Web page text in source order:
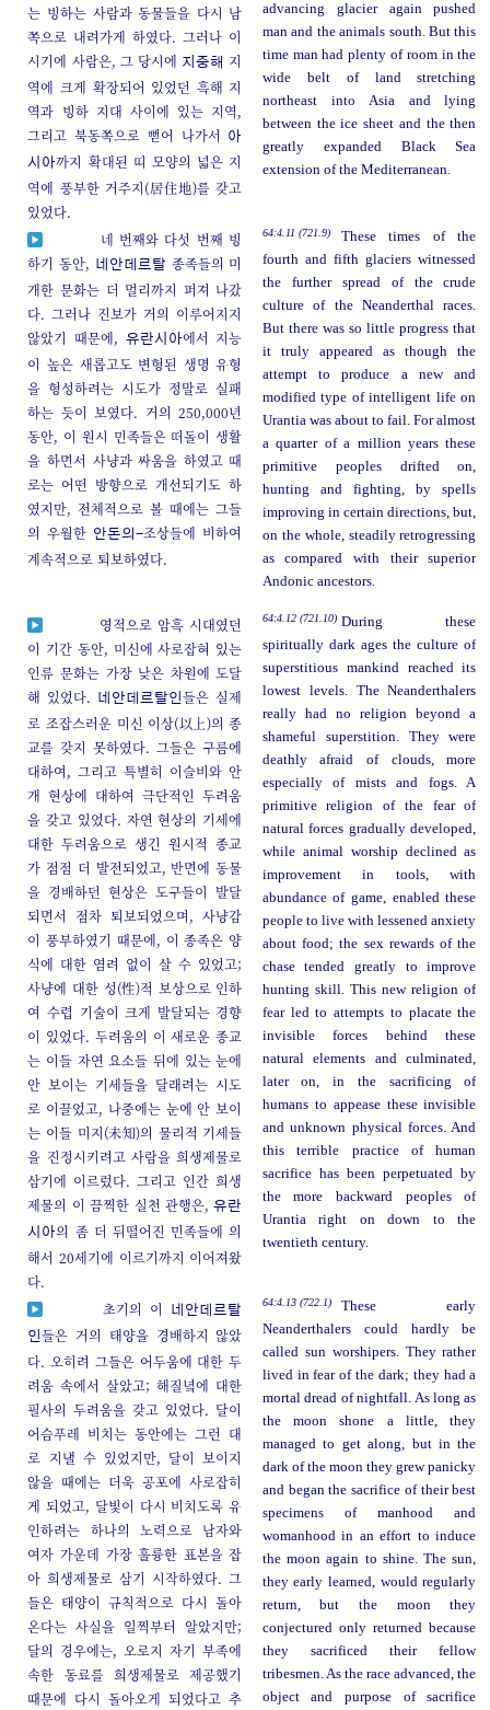
는 빙하는 사람과 동물들을 다시 남
쪽으로 내려가게 하였다. 그러나 이
시기에 사람은, 그 당시에 지중해
지
역에 크게 확장되어 있었던 흑해 지
역과 빙하 지대 사이에 있는 지역,
그리고 북동쪽으로 뻗어 나가서
아
시아까지 확대된 띠 모양의 넓은 지
역에 풍부한 거주지(居住地)를 갖고
있었다.
advancing glacier again pushed
man and the animals south. But this
time man had plenty of room in the
wide belt of land stretching
northeast into Asia and lying
between the ice sheet and the then
greatly expanded Black Sea
extension of the Mediterranean.
네 번째와 다섯 번째 빙
하기 동안, 네안데르탈 종족들의 미
개한 문화는 더 멀리까지 퍼져 나갔
다. 그러나 진보가 거의 이루어지지
않았기 때문에,
유란시아에서 지능
이 높은 새롭고도 변형된 생명 유형
을 형성하려는 시도가 정말로 실패
하는 듯이 보였다. 거의 250,000년
동안, 이 원시 민족들은 떠돌이 생활
을 하면서 사냥과 싸움을 하였고 때
로는 어떤 방향으로 개선되기도 하
였지만, 전체적으로 볼 때에는 그들
의 우월한 안돈의-조상들에 비하여
계속적으로 퇴보하였다.
64:4.11 (721.9)
These times of the
fourth and fifth glaciers witnessed
the further spread of the crude
culture of the Neanderthal races.
But there was so little progress that
it truly appeared as though the
attempt to produce a new and
modified type of intelligent life on
Urantia was about to fail. For almost
a quarter of a million years these
primitive peoples drifted on,
hunting and fighting, by spells
improving in certain directions, but,
on the whole, steadily retrogressing
as compared with their superior
Andonic ancestors.
영적으로 암흑 시대였던
이 기간 동안, 미신에 사로잡혀 있는
인류 문화는 가장 낮은 차원에 도달
해 있었다.
네안데르탈인들은 실제
로 조잡스러운 미신 이상(以上)의 종
교를 갖지 못하였다. 그들은 구름에
대하여, 그리고 특별히 이슬비와 안
개 현상에 대하여 극단적인 두려움
을 갖고 있었다. 자연 현상의 기세에
대한 두려움으로 생긴 원시적 종교
가 점점 더 발전되었고, 반면에 동물
을 경배하던 현상은 도구들이 발달
되면서 점차 퇴보되었으며, 사냥감
이 풍부하였기 때문에, 이 종족은 양
식에 대한 염려 없이 살 수 있었고;
사냥에 대한 성(性)적 보상으로 인하
여 수렵 기술이 크게 발달되는 경향
이 있었다. 두려움의 이 새로운 종교
는 이들 자연 요소들 뒤에 있는 눈에
안 보이는 기세들을 달래려는 시도
로 이끌었고, 나중에는 눈에 안 보이
는 이들 미지(未知)의 물리적 기세들
을 진정시키려고 사람을 희생제물로
삼기에 이르렀다. 그리고 인간 희생
제물의 이 끔찍한 실천 관행은,유란
시아의 좀 더 뒤떨어진 민족들에 의
해서 20세기에 이르기까지 이어져왔
다.
64:4.12 (721.10) During these
spiritually dark ages the culture of
superstitious mankind reached its
lowest levels. The Neanderthalers
really had no religion beyond a
shameful superstition. They were
deathly afraid of clouds, more
especially of mists and fogs. A
primitive religion of the fear of
natural forces gradually developed,
while animal worship declined as
improvement in tools, with
abundance of game, enabled these
people to live with lessened anxiety
about food; the sex rewards of the
chase tended greatly to improve
hunting skill. This new religion of
fear led to attempts to placate the
invisible forces behind these
natural elements and culminated,
later on, in the sacrificing of
humans to appease these invisible
and unknown physical forces. And
this terrible practice of human
sacrifice has been perpetuated by
the more backward peoples of
Urantia right on down to the
twentieth century.
초기의 이
네안데르탈
인들은 거의 태양을 경배하지 않았
다. 오히려 그들은 어두움에 대한 두
려움 속에서 살았고; 해질녘에 대한
필사의 두려움을 갖고 있었다. 달이
어슴푸레 비치는 동안에는 그런 대
로 지낼 수 있었지만, 달이 보이지
않을 때에는 더욱 공포에 사로잡히
게 되었고, 달빛이 다시 비치도록 유
인하려는 하나의 노력으로 남자와
여자 가운데 가장 훌륭한 표본을 잡
아 희생제물로 삼기 시작하였다. 그
들은 태양이 규칙적으로 다시 돌아
온다는 사실을 일찍부터 알았지만;
달의 경우에는, 오로지 자기 부족에
속한 동료를 희생제물로 제공했기
때문에 다시 돌아오게 되었다고 추
64:4.13 (722.1)
These early
Neanderthalers could hardly be
called sun worshipers. They rather
lived in fear of the dark; they had a
mortal dread of nightfall. As long as
the moon shone a little, they
managed to get along, but in the
dark of the moon they grew panicky
and began the sacrifice of their best
specimens of manhood and
womanhood in an effort to induce
the moon again to shine. The sun,
they early learned, would regularly
return, but the moon they
conjectured only returned because
they sacrificed their fellow
tribesmen. As the race advanced, the
object and purpose of sacrifice